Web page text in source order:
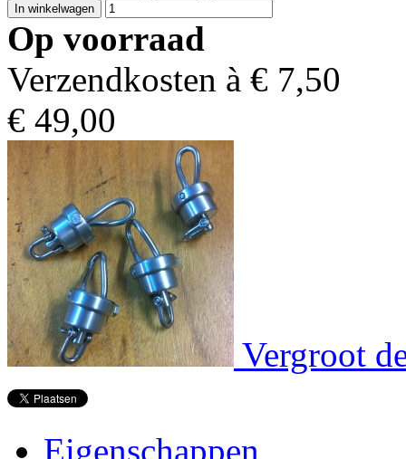
Op voorraad
Verzendkosten à € 7,50
€ 49,00
Vergroot
Eigenschappen